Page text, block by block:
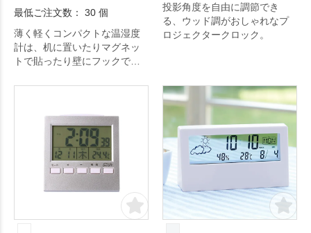
最低ご注文数： 30 個
薄く軽くコンパクトな温湿度
計は、机に置いたりマグネッ
トで貼ったり壁にフックで下
せん。
投影角度を自由に調節でき
る、ウッド調がおしゃれなプ
ロジェクタークロック。